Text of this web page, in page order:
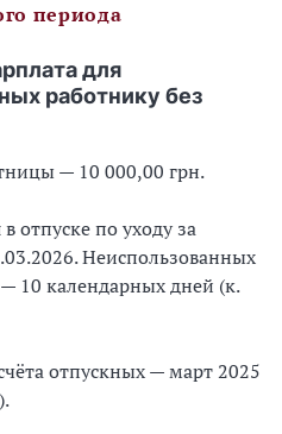
периода
для
работнику без
— 10 000,00 грн.
отпуске по уходу за
Неиспользованных
10 календарных дней (к.
отпускных — март 2025